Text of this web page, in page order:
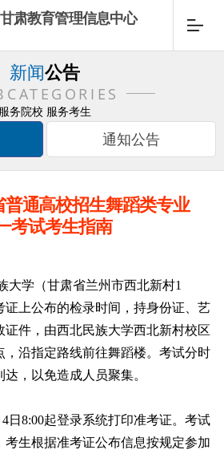
肃教育管理信息中心
新闻公告
服务院校 服务考生
通知公告
通高校招生舞蹈类专业
考试考生指南
大学（甘肃省兰州市西北新村1
证上公布的检录时间，持身份证、艺
证件，由西北民族大学西北新村校区
，沿指定路线前往舞蹈楼。考试分时
，以免造成人员聚集。
日8:00起登录系统打印准考证。考试
考生根据准考证公布信息按规定参加